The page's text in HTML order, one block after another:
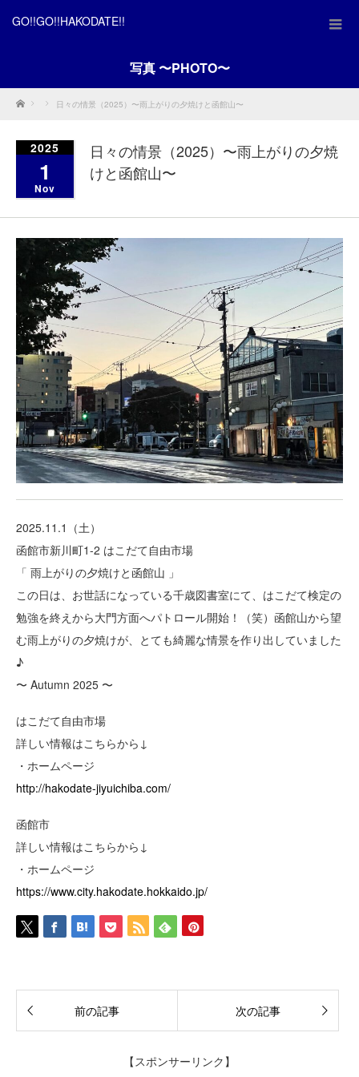
GO!!GO!!HAKODATE!!
写真 〜PHOTO〜
Home 日々の情景（2025）〜雨上がりの夕焼けと函館山〜
2025
1
Nov
日々の情景（2025）〜雨上がりの夕焼
けと函館山〜
2025.11.1（土）
函館市新川町1-2 はこだて自由市場
「 雨上がりの夕焼けと函館山 」
この日は、お世話になっている千歳図書室にて、はこだて検定の
勉強を終えから大門方面へパトロール開始！（笑）函館山から望
む雨上がりの夕焼けが、とても綺麗な情景を作り出していました
♪
〜 Autumn 2025 〜
はこだて自由市場
詳しい情報はこちらから↓
・ホームページ
http://hakodate-jiyuichiba.com/
函館市
詳しい情報はこちらから↓
・ホームページ
https://www.city.hakodate.hokkaido.jp/
前の記事 次の記事
【スポンサーリンク】